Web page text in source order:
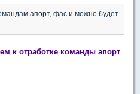
апорт, фас и можно будет
к отработке команды апорт